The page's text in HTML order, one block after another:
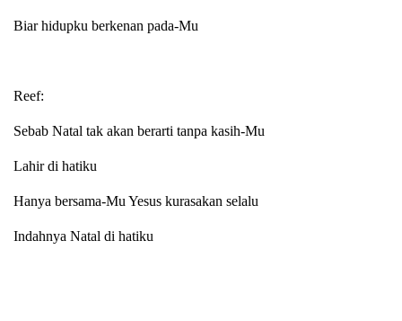
Biar hidupku berkenan pada-Mu
Reef:
Sebab Natal tak akan berarti tanpa kasih-Mu
Lahir di hatiku
Hanya bersama-Mu Yesus kurasakan selalu
Indahnya Natal di hatiku